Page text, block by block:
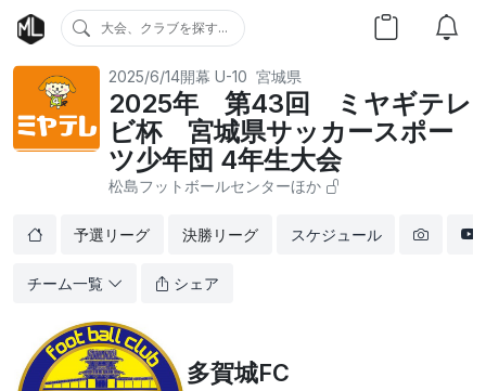
大会、クラブを探す...
2025/6/14開幕 U-10 宮城県
2025年 第43回 ミヤギテレ
ビ杯 宮城県サッカースポー
ツ少年団 4年生大会
松島フットボールセンターほか
予選リーグ 決勝リーグ スケジュール
チーム一覧 シェア
多賀城FC